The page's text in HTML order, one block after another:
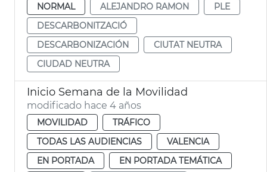
NORMAL
ALEJANDRO RAMON
PLE
DESCARBONITZACIÓ
DESCARBONIZACIÓN
CIUTAT NEUTRA
CIUDAD NEUTRA
Inicio Semana de la Movilidad
modificado hace 4 años
MOVILIDAD
TRÁFICO
TODAS LAS AUDIENCIAS
VALENCIA
EN PORTADA
EN PORTADA TEMÁTICA